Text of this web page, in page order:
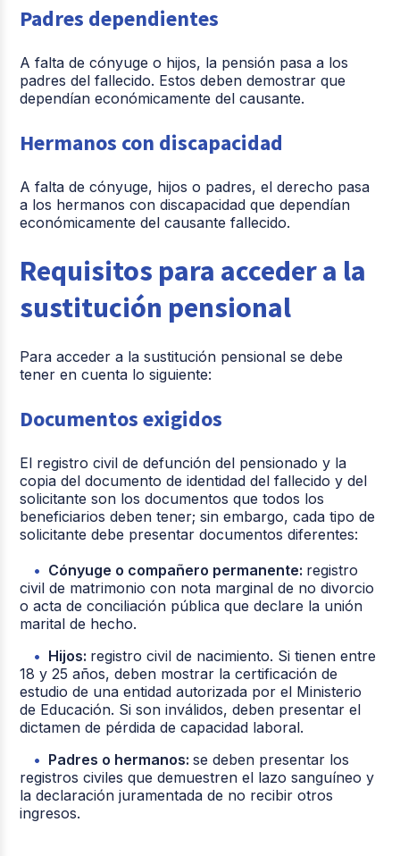
Padres dependientes
A falta de cónyuge o hijos, la pensión pasa a los
padres del fallecido. Estos deben demostrar que
dependían económicamente del causante.
Hermanos con discapacidad
A falta de cónyuge, hijos o padres, el derecho pasa
a los hermanos con discapacidad que dependían
económicamente del causante fallecido.
Requisitos para acceder a la
sustitución pensional
Para acceder a la sustitución pensional se debe
tener en cuenta lo siguiente:
Documentos exigidos
El registro civil de defunción del pensionado y la
copia del documento de identidad del fallecido y del
solicitante son los documentos que todos los
beneficiarios deben tener; sin embargo, cada tipo de
solicitante debe presentar documentos diferentes:
Cónyuge o compañero permanente: registro
civil de matrimonio con nota marginal de no divorcio
o acta de conciliación pública que declare la unión
marital de hecho.
Hijos: registro civil de nacimiento. Si tienen entre
18 y 25 años, deben mostrar la certificación de
estudio de una entidad autorizada por el Ministerio
de Educación. Si son inválidos, deben presentar el
dictamen de pérdida de capacidad laboral.
Padres o hermanos:se deben presentar los
registros civiles que demuestren el lazo sanguíneo y
la declaración juramentada de no recibir otros
ingresos.